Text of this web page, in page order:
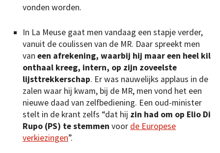
vonden worden.
In La Meuse gaat men vandaag een stapje verder,
vanuit de coulissen van de MR. Daar spreekt men
van een afrekening, waarbij hij maar een heel kil
onthaal kreeg, intern, op zijn zoveelste
lijsttrekkerschap. Er was nauwelijks applaus in de
zalen waar hij kwam, bij de MR, men vond het een
nieuwe daad van zelfbediening. Een oud-minister
stelt in de krant zelfs “dat hij zin had om op Elio Di
Rupo (PS) te stemmen voor de Europese
verkiezingen”.